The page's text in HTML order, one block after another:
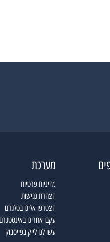
מערכת
מדיניות פרטיות
הצהרת נגישות
הצטרפו אלינו בטלגרם
עקבו אחרינו באינסטגרם
עשו לנו לייק בפייסבוק